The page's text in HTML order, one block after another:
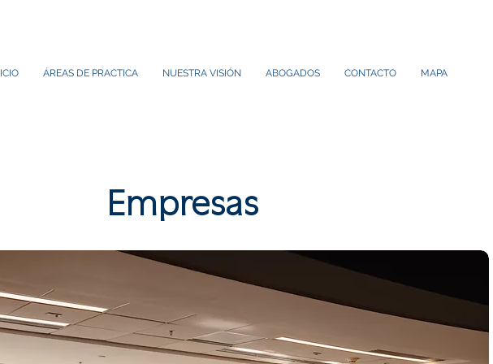
ÁREAS DE PRACTICA NUESTRA VISIÓN ABOGADOS CONTACTO MAPA
Empresas